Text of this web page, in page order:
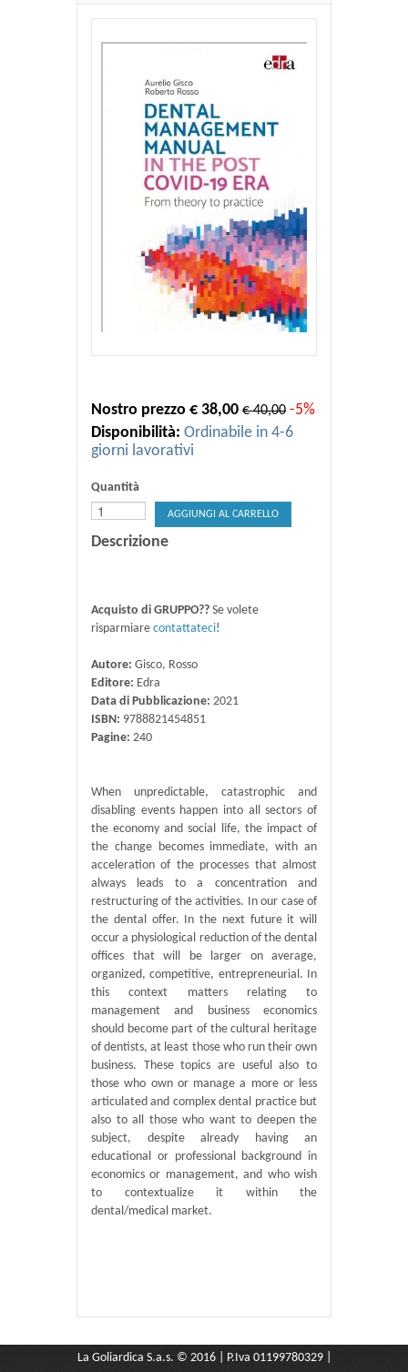
Nostro prezzo € 38,00 € 40,00 -5%
Disponibilità: Ordinabile in 4-6
giorni lavorativi
Quantità
AGGIUNGI AL CARRELLO
Descrizione
Acquisto di GRUPPO?? Se volete
risparmiare contattateci!
Autore: Gisco, Rosso
Editore: Edra
Data di Pubblicazione: 2021
ISBN: 9788821454851
Pagine: 240
When unpredictable, catastrophic and
disabling events happen into all sectors of
the economy and social life, the impact of
the change becomes immediate, with an
acceleration of the processes that almost
always leads to a concentration and
restructuring of the activities. In our case of
the dental offer. In the next future it will
occur a physiological reduction of the dental
offices that will be larger on average,
organized, competitive, entrepreneurial. In
this context matters relating to
management and business economics
should become part of the cultural heritage
of dentists, at least those who run their own
business. These topics are useful also to
those who own or manage a more or less
articulated and complex dental practice but
also to all those who want to deepen the
subject, despite already having an
educational or professional background in
economics or management, and who wish
to contextualize it within the
dental/medical market.
La Goliardica S.a.s. © 2016 | P.Iva 01199780329 |